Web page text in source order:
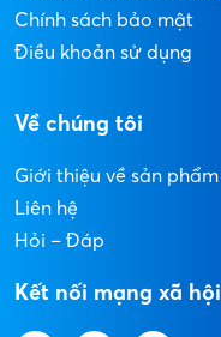
Chính sách bảo mật
Điều khoản sử dụng
Về chúng tôi
Giới thiệu về sản phẩm
Liên hệ
Hỏi – Đáp
Kết nối mạng xã hội